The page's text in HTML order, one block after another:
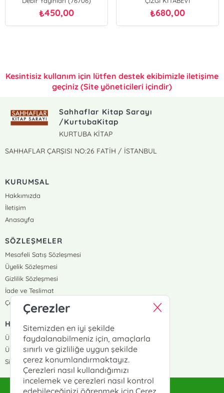
₺450,00 ₺680,00
Kesintisiz kullanım için lütfen destek ekibimizle iletişime
geçiniz (Site yöneticileri içindir)
Sahhaflar Kitap Sarayı
/KurtubaKitap
KURTUBA KİTAP
SAHHAFLAR ÇARŞISI NO:26 FATİH / İSTANBUL
KURUMSAL
Hakkımızda
İletişim
Anasayfa
SÖZLEŞMELER
Mesafeli Satış Sözleşmesi
Üyelik Sözleşmesi
Gizlilik Sözleşmesi
İade ve Teslimat
Çerez Politikası
HIZLI ERİŞİM
Üye Ol
Üye Giriş
Sipariş Takip
Çerezler
Sitemizden en iyi şekilde
faydalanabilmeniz için, amaçlarla
sınırlı ve gizliliğe uygun şekilde
çerez konumlandırmaktayız.
Çerezleri nasıl kullandığımızı
incelemek ve çerezleri nasıl kontrol
edebileceğinizi öğrenmek için Çerez